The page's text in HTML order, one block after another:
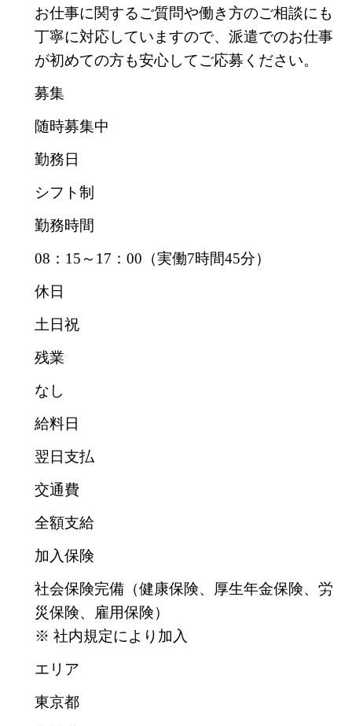
お仕事に関するご質問や働き方のご相談にも
丁寧に対応していますので、派遣でのお仕事
が初めての方も安心してご応募ください。
募集
随時募集中
勤務日
シフト制
勤務時間
08：15～17：00（実働7時間45分）
休日
土日祝
残業
なし
給料日
翌日支払
交通費
全額支給
加入保険
社会保険完備（健康保険、厚生年金保険、労
災保険、雇用保険）
※ 社内規定により加入
エリア
東京都